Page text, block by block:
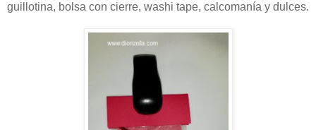
guillotina, bolsa con cierre, washi tape, calcomanía y dulces.